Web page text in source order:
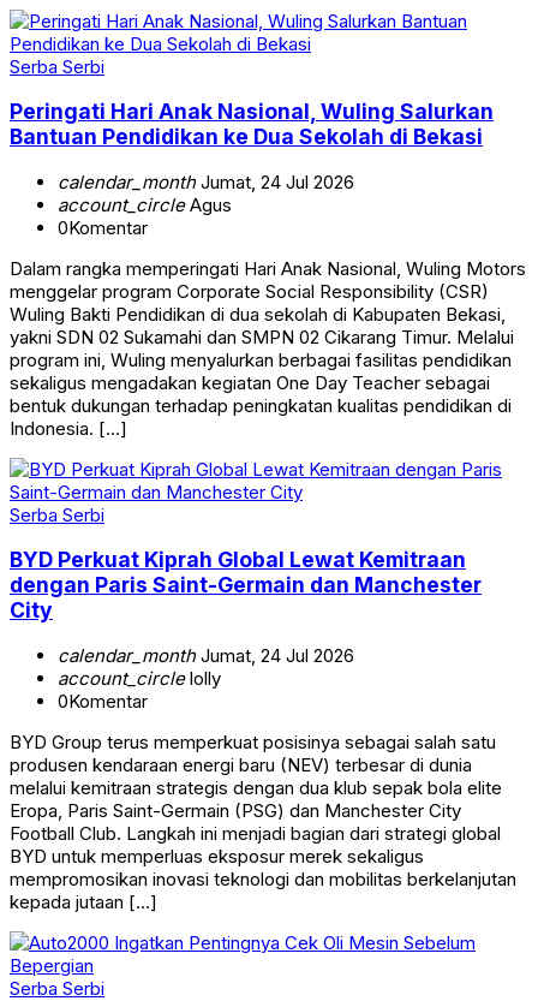
Serba Serbi
Peringati Hari Anak Nasional, Wuling Salurkan
Bantuan Pendidikan ke Dua Sekolah di Bekasi
calendar_monthJumat, 24 Jul 2026
account_circleAgus
0Komentar
Dalam rangka memperingati Hari Anak Nasional, Wuling Motors
menggelar program Corporate Social Responsibility (CSR)
Wuling Bakti Pendidikan di dua sekolah di Kabupaten Bekasi,
yakni SDN 02 Sukamahi dan SMPN 02 Cikarang Timur. Melalui
program ini, Wuling menyalurkan berbagai fasilitas pendidikan
sekaligus mengadakan kegiatan One Day Teacher sebagai
bentuk dukungan terhadap peningkatan kualitas pendidikan di
Indonesia. […]
Serba Serbi
BYD Perkuat Kiprah Global Lewat Kemitraan
dengan Paris Saint-Germain dan Manchester
City
calendar_monthJumat, 24 Jul 2026
account_circlelolly
0Komentar
BYD Group terus memperkuat posisinya sebagai salah satu
produsen kendaraan energi baru (NEV) terbesar di dunia
melalui kemitraan strategis dengan dua klub sepak bola elite
Eropa, Paris Saint-Germain (PSG) dan Manchester City
Football Club. Langkah ini menjadi bagian dari strategi global
BYD untuk memperluas eksposur merek sekaligus
mempromosikan inovasi teknologi dan mobilitas berkelanjutan
kepada jutaan […]
Serba Serbi